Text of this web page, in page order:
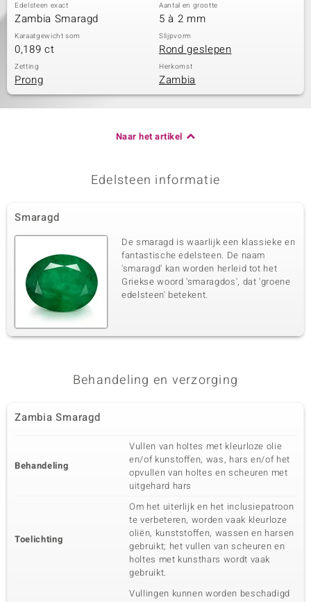
Edelsteen exact
Zambia Smaragd
Aantal en grootte
5 à 2 mm
Karaatgewicht som
0,189 ct
Slijpvorm
Rond geslepen
Zetting
Prong
Herkomst
Zambia
Naar het artikel
Edelsteen informatie
Smaragd
De smaragd is waarlijk een klassieke en
fantastische edelsteen. De naam
'smaragd' kan worden herleid tot het
Griekse woord 'smaragdos', dat 'groene
edelsteen' betekent.
Behandeling en verzorging
Zambia Smaragd
Behandeling
Vullen van holtes met kleurloze olie
en/of kunstoffen, was, hars en/of het
opvullen van holtes en scheuren met
uitgehard hars
Toelichting
Om het uiterlijk en het inclusiepatroon
te verbeteren, worden vaak kleurloze
oliën, kunststoffen, wassen en harsen
gebruikt; het vullen van scheuren en
holtes met kunsthars wordt vaak
gebruikt.
Vullingen kunnen worden beschadigd